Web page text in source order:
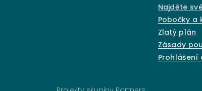
Najděte
Pobočky a
Zlatý plán
Zásady